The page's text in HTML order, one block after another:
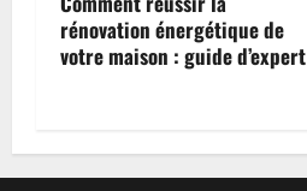
rénovation énergétique de
votre maison : guide d’expert